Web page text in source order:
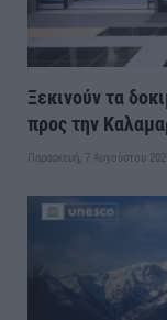
Ξεκινούν τα
προς την
Παρασκευή, 7 Αυγούστου